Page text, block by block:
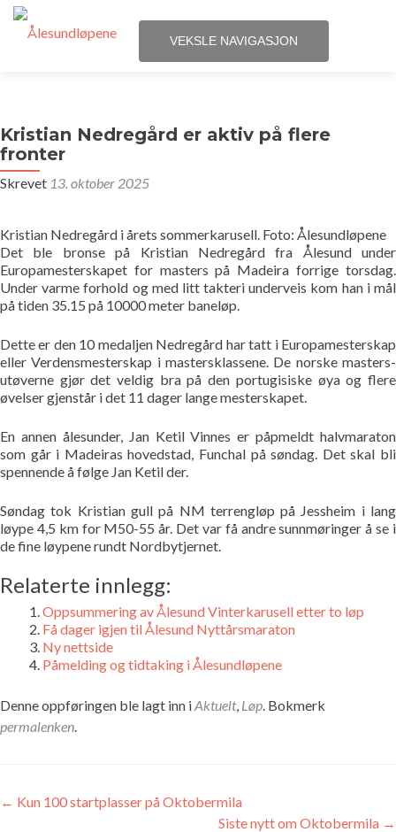
VEKSLE NAVIGASJON
innhold
Løpene
Terminliste
Resultater
Løpegrupper
Pekere
Kontakt oss
Om oss
Kristian Nedregård er aktiv på flere
fronter
Skrevet 13. oktober 2025
Kristian Nedregård i årets sommerkarusell. Foto: Ålesundløpene
Det ble bronse på Kristian Nedregård fra Ålesund under
Europamesterskapet for masters på Madeira forrige torsdag.
Under varme forhold og med litt takteri underveis kom han i mål
på tiden 35.15 på 10000 meter baneløp.
Dette er den 10 medaljen Nedregård har tatt i Europamesterskap
eller Verdensmesterskap i mastersklassene. De norske masters-
utøverne gjør det veldig bra på den portugisiske øya og flere
øvelser gjenstår i det 11 dager lange mesterskapet.
En annen ålesunder, Jan Ketil Vinnes er påpmeldt halvmaraton
som går i Madeiras hovedstad, Funchal på søndag. Det skal bli
spennende å følge Jan Ketil der.
Søndag tok Kristian gull på NM terrengløp på Jessheim i lang
løype 4,5 km for M50-55 år. Det var få andre sunnmøringer å se i
de fine løypene rundt Nordbytjernet.
Relaterte innlegg:
Oppsummering av Ålesund Vinterkarusell etter to løp
Få dager igjen til Ålesund Nyttårsmaraton
Ny nettside
Påmelding og tidtaking i Ålesundløpene
Denne oppføringen ble lagt inn iAktuelt, Løp. Bokmerk
permalenken.
Innleggsnavigasjon
← Kun 100 startplasser på Oktobermila
Siste nytt om Oktobermila →